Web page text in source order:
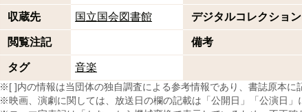
収蔵先 国立国会図書館 デジタルコレクション
閲覧注記 備考
タグ 音楽
※[ ]内の情報は当団体の独自調査による参考情報であり、書誌原本に
※映画、演劇に関しては、放送日の欄の記載は「公開日」「公演日」